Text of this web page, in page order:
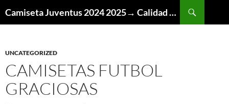
Camiseta Juventus 2024 2025→ Calidad Thai AAA
UNCATEGORIZED
CAMISETAS FUTBOL
GRACIOSAS